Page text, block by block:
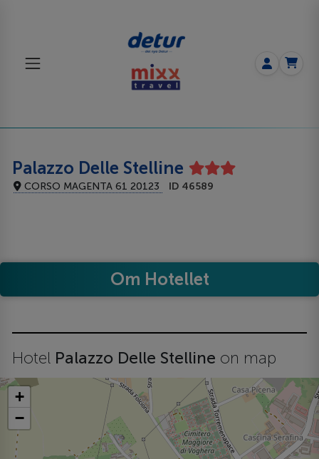
Palazzo Delle Stelline
CORSO MAGENTA 61 20123 ID 46589
Om Hotellet
Hotel Palazzo Delle Stelline on map
+
−